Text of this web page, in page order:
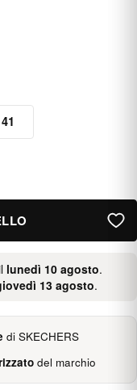
41
lunedì 10 agosto.
13 agosto.
di SKECHERS
del marchio